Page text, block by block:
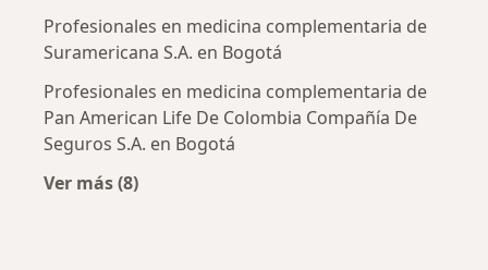
Profesionales en medicina complementaria de
Suramericana S.A. en Bogotá
Profesionales en medicina complementaria de
Pan American Life De Colombia Compañía De
Seguros S.A. en Bogotá
Ver más (8)